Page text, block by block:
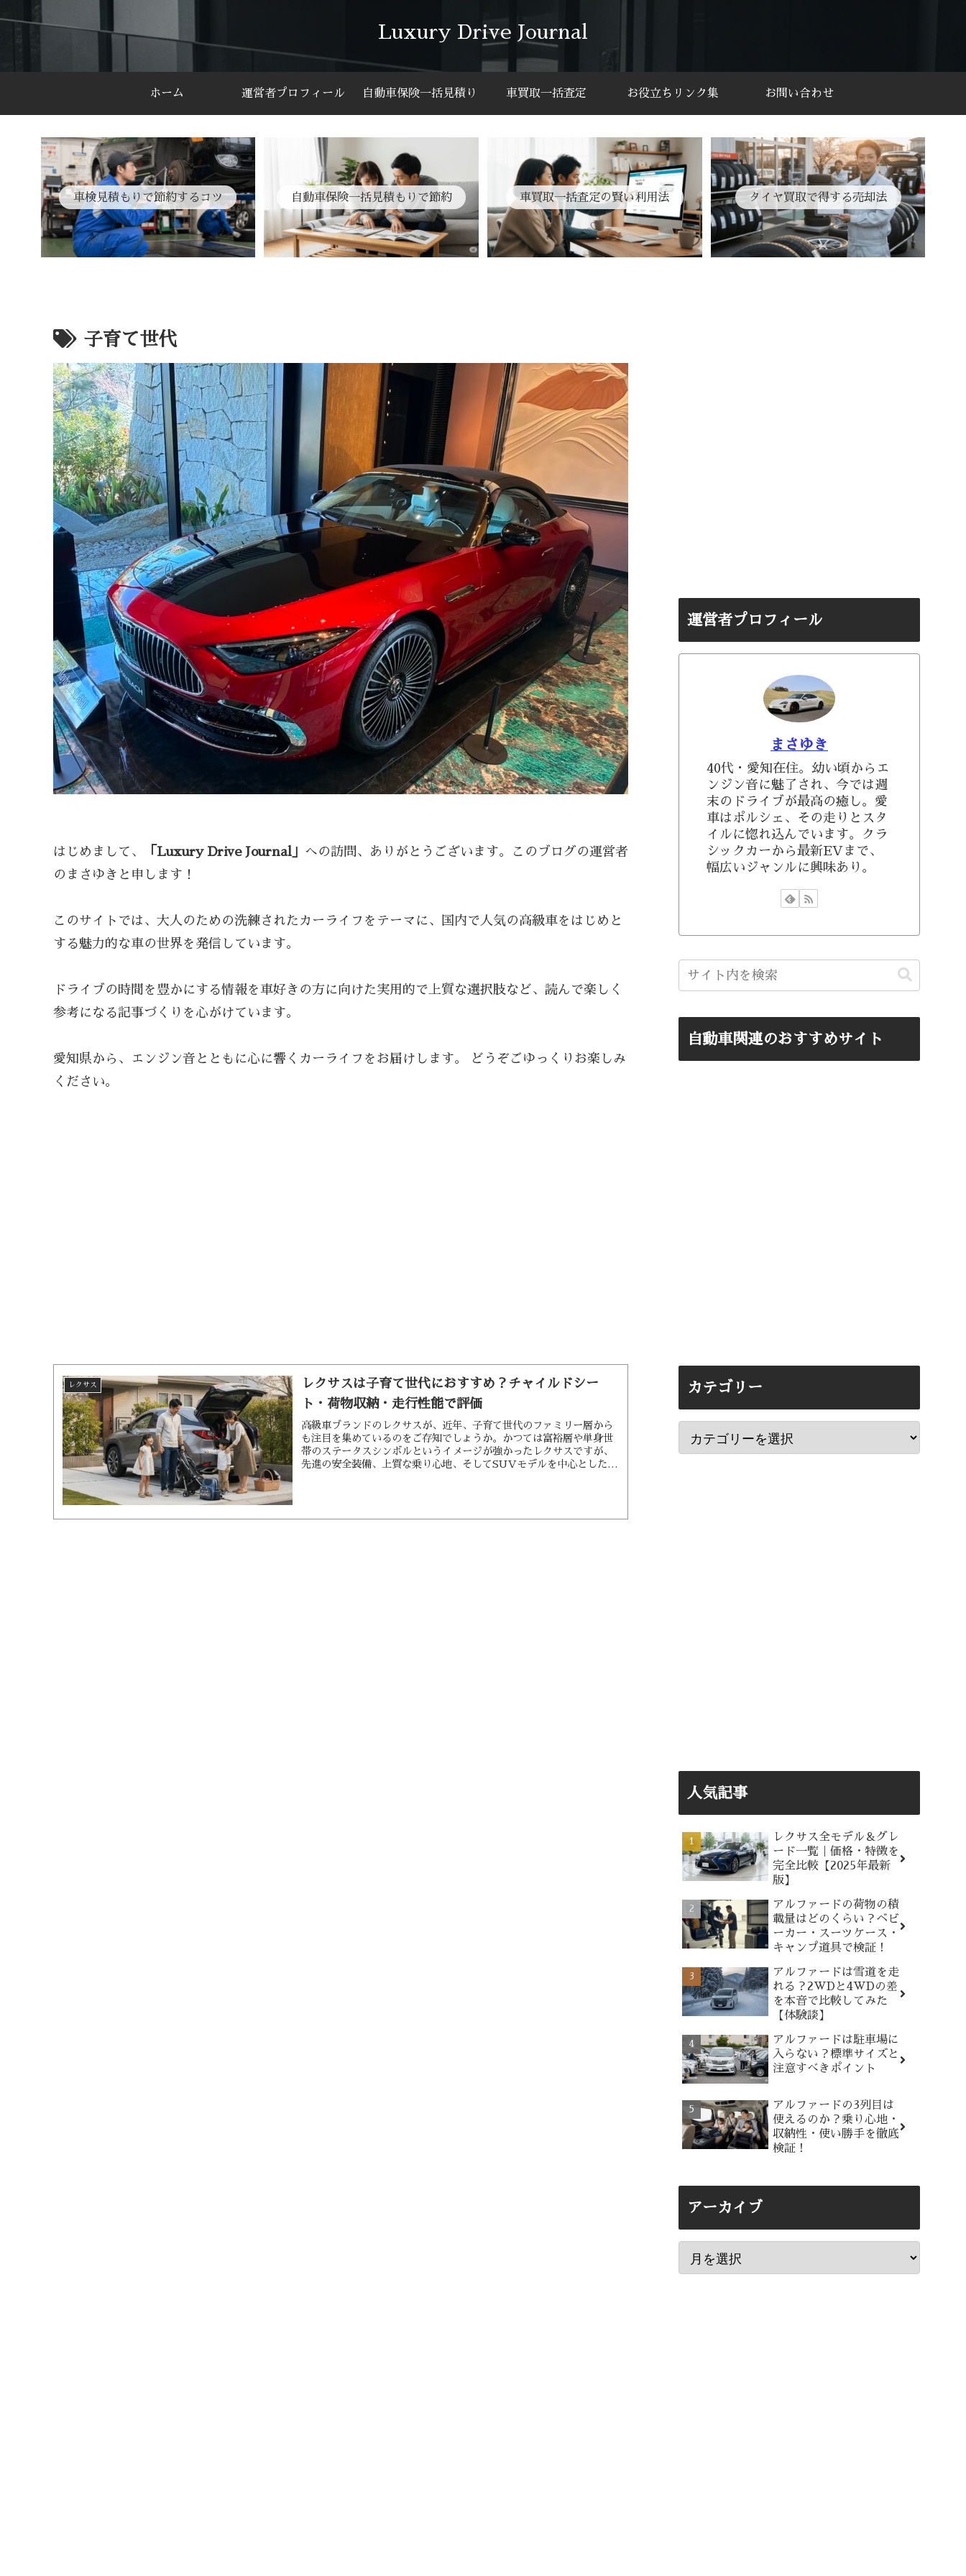
Luxury Drive Journal
ホーム 運営者プロフィール 自動車保険一括見積り 車買取一括査定 お役立ちリンク集 お問い合わせ
車検見積もりで節約するコツ 自動車保険一括見積もりで節約 車買取一括査定の賢い利用法 タイヤ買取で得する売却法
子育て世代
はじめまして、 「Luxury Drive Journal」 への訪問、ありがとうございます。このブログの運営者
のまさゆきと申します！
このサイトでは、大人のための洗練されたカーライフをテーマに、国内で人気の高級車をはじめと
する魅力的な車の世界を発信しています。
ドライブの時間を豊かにする情報を車好きの方に向けた実用的で上質な選択肢など、読んで楽しく
参考になる記事づくりを心がけています。
愛知県から、エンジン音とともに心に響くカーライフをお届けします。 どうぞごゆっくりお楽しみ
ください。
レクサス
レクサスは子育て世代におすすめ？チャイルドシー
ト・荷物収納・走行性能で評価
高級車ブランドのレクサスが、近年、子育て世代のファミリー層から
も注目を集めているのをご存知でしょうか。かつては富裕層や単身世
帯のステータスシンボルというイメージが強かったレクサスですが、
先進の安全装備、上質な乗り心地、そしてSUVモデルを中心とした使
運営者プロフィール
まさゆき
40代・愛知在住。幼い頃からエ
ンジン音に魅了され、今では週
末のドライブが最高の癒し。愛
車はポルシェ、その走りとスタ
イルに惚れ込んでいます。クラ
シックカーから最新EVまで、
幅広いジャンルに興味あり。
自動車関連のおすすめサイト
カテゴリー
人気記事
レクサス全モデル＆グレ
ード一覧｜価格・特徴を
完全比較【2025年最新
版】
アルファードの荷物の積
載量はどのくらい？ベビ
ーカー・スーツケース・
キャンプ道具で検証！
アルファードは雪道を走
れる？2WDと4WDの差
を本音で比較してみた
【体験談】
アルファードは駐車場に
入らない？標準サイズと
注意すべきポイント
アルファードの3列目は
使えるのか？乗り心地・
収納性・使い勝手を徹底
検証！
アーカイブ